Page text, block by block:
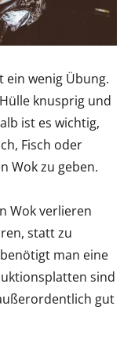
ein wenig Übung.
knusprig und
ist es wichtig,
Fisch oder
Wok zu geben.
Wok verlieren
statt zu
man eine
sind
gut